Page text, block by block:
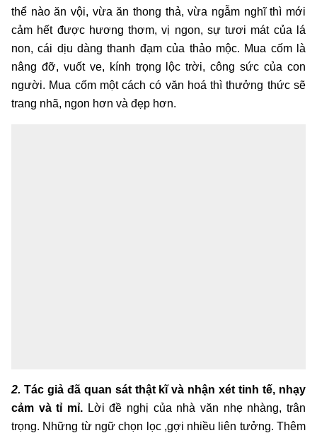
thể nào ăn vội, vừa ăn thong thả, vừa ngẫm nghĩ thì mới
cảm hết được hương thơm, vị ngon, sự tươi mát của lá
non, cái dịu dàng thanh đạm của thảo mộc. Mua cốm là
nâng đỡ, vuốt ve, kính trọng lộc trời, công sức của con
người. Mua cốm một cách có văn hoá thì thưởng thức sẽ
trang nhã, ngon hơn và đẹp hơn.
2. Tác giả đã quan sát thật kĩ và nhận xét tinh tế, nhạy
cảm và tỉ mỉ. Lời đề nghị của nhà văn nhẹ nhàng, trân
trọng. Những từ ngữ chọn lọc ,gợi nhiều liên tưởng. Thêm